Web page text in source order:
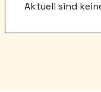
Aktuell sind